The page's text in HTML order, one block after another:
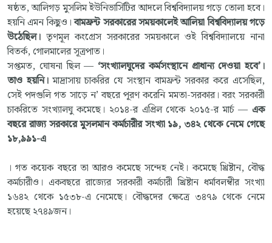
ষষ্ঠত, আলিগড় মুসলিম ইউনিভার্সিটির আদলে বিশ্ববিদ্যালয় গড়ে তোলা হবে।
হয়নি এমন কিছুও।বামফ্রন্ট সরকারের সময়কালেই আলিয়া বিশ্ববিদ্যালয় গড়ে
উঠেছিল। তৃণমূল কংগ্রেস সরকারের সময়কালে ওই বিশ্ববিদ্যালয়ে নানা
বিতর্ক, গোলমালের সূত্রপাত।
সপ্তমত, ঘোষনা ছিল — ‘সংখ্যালঘুদের কর্মসংস্থানে প্রাধান্য দেওয়া হবে’।
তাও হয়নি।মাদ্রাসায় চাকরির যে সংস্থান বামফ্রন্ট সরকার করে এসেছিল,
সেই পদগুলি গত সাড়ে ন’ বছরে পূরণ করেনি মমতা-সরকার। বরং সরকারী
চাকরিতে সংখ্যালঘু কমেছে। ২০১৪-র এপ্রিল থেকে ২০১৫-র মার্চ — এক
বছরে রাজ্য সরকারে মুসলমান কর্মচারীর সংখ্যা ১৯, ৩৪২ থেকে নেমে গেছে
১৮,৯৯১-এ
। গত কয়েক বছরে তা আরও কমেছে সন্দেহ নেই। কমেছে খ্রিষ্টান, বৌদ্ধ
কর্মচারীও। একবছরে রাজ্যের সরকারী কর্মচারী খ্রিষ্টান ধর্মাবলম্বীর সংখ্যা
১৬৪২ থেকে ১৫৩৮-এ নেমেছে। বৌদ্ধদের ক্ষেত্রে ৩৪৭৯ থেকে নেমে
হয়েছে ২৭৪৯জন।